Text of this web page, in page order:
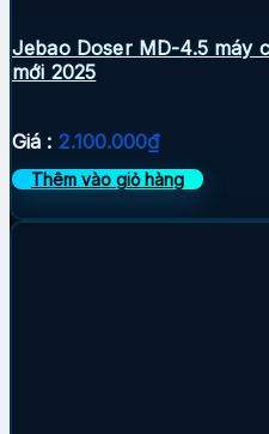
Jebao Doser MD-4.5 máy
mới 2025
Giá : 2.100.000₫
Thêm vào giỏ hàng